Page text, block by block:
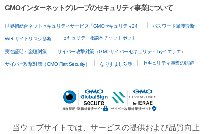
GMOインターネットグループのセキュリティ事業について
世界初総合ネットセキュリティサービス「GMOセキュリティ24」 パスワード漏洩診断
Webサイトリスク診断 セキュリティ相談AIチャットボット
実在証明・盗聴対策 サイバー攻撃対策（GMOサイバーセキュリティ byイエラエ）
サイバー攻撃対策（GMO Flatt Security） なりすまし対策 セキュリティ事業の軌跡
当ウェブサイトでは、サービスの提供および品質向上